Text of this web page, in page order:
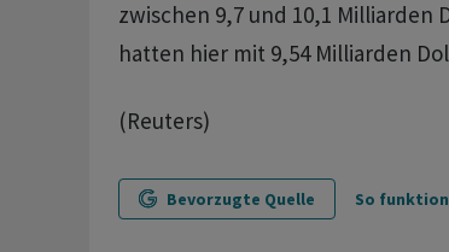
zwischen 9,7 und 10,1 Milliarden
hatten hier mit 9,54 Milliarden
(Reuters)
Bevorzugte Quelle So